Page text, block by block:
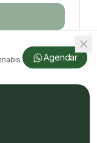
Agendar